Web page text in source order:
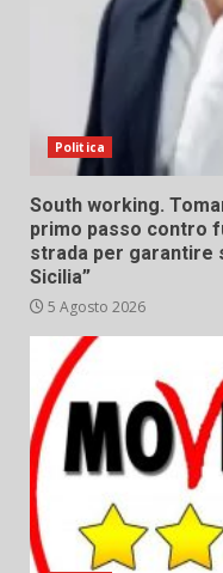
Politica
South working.
primo passo contro
strada per garantire
Sicilia”
5 Agosto 2026